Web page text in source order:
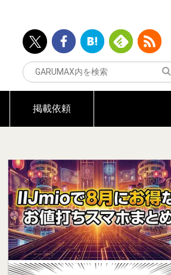
掲載依頼